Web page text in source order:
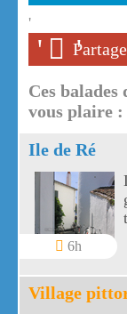
'
' '
Ces
vous plaire :
Ile de Ré
6h
Village